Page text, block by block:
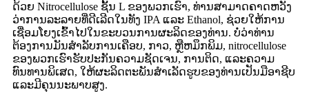
ດ້ວຍ Nitrocellulose ຊັ້ນ L ຂອງພວກເຮົາ, ທ່ານສາມາດຄາດຫວັງ
ວ່າການລະລາຍທີ່ດີເລີດໃນທັງ IPA ແລະ Ethanol, ຊ່ວຍໃຫ້ການ
ເຊື່ອມໂຍງເຂົ້າໄປໃນຂະບວນການຜະລິດຂອງທ່ານ. ບໍ່ວ່າທ່ານ
ຕ້ອງການມັນສໍາລັບການເຄືອບ, ກາວ, ຫຼືຫມຶກພິມ, nitrocellulose
ຂອງພວກເຮົາຮັບປະກັນຄວາມຊັດເຈນ, ການຕິດ, ແລະຄວາມ
ທົນທານພິເສດ, ໃຫ້ຜະລິດຕະພັນສໍາເລັດຮູບຂອງທ່ານເປັນມືອາຊີບ
ແລະມີຄຸນນະພາບສູງ.